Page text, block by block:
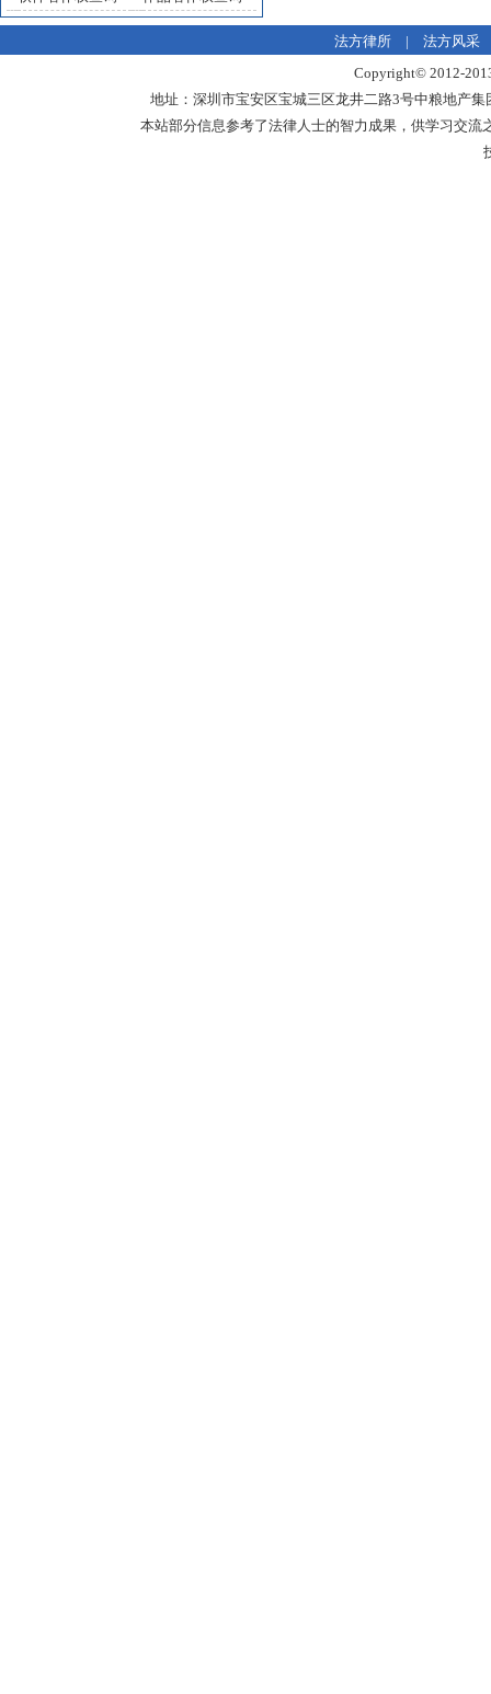
法方律所 |法方风采
Copyright© 2012-
地址：深圳市宝安区宝城三区龙井二路3号中粮地产
本站部分信息参考了法律人士的智力成果，供学习交